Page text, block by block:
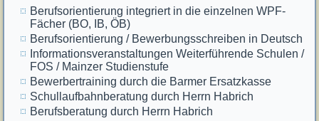
Berufsorientierung integriert in die einzelnen WPF-
Fächer (BO, IB, ÖB)
Berufsorientierung / Bewerbungsschreiben in Deutsch
Informationsveranstaltungen Weiterführende Schulen /
FOS / Mainzer Studienstufe
Bewerbertraining durch die Barmer Ersatzkasse
Schullaufbahnberatung durch Herrn Habrich
Berufsberatung durch Herrn Habrich